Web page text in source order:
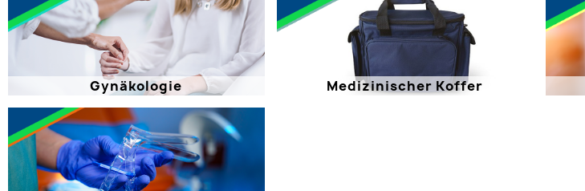
Gynäkologie Medizinischer Koffer